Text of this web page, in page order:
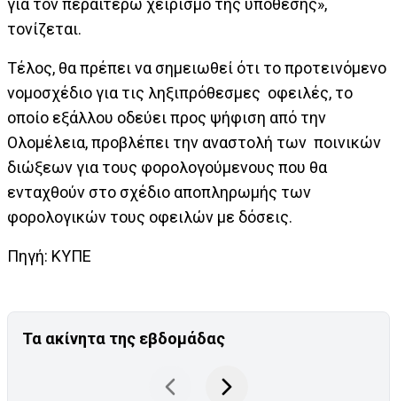
για τον περαιτέρω χειρισμό της υπόθεσης»,
τονίζεται.
Τέλος, θα πρέπει να σημειωθεί ότι το προτεινόμενο
νομοσχέδιο για τις ληξιπρόθεσμες οφειλές, το
οποίο εξάλλου οδεύει προς ψήφιση από την
Ολομέλεια, προβλέπει την αναστολή των ποινικών
διώξεων για τους φορολογούμενους που θα
ενταχθούν στο σχέδιο αποπληρωμής των
φορολογικών τους οφειλών με δόσεις.
Πηγή: ΚΥΠΕ
Τα ακίνητα της εβδομάδας